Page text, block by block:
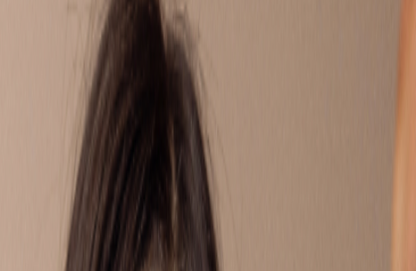
gescheiden zijn, of omdat er thuis van alles speelt. Hier kun
precies wat jij meemaakt en reageren met tips of een luisterend
meegemaakt? Bij Villa Pinedo kun je ook een eigen Buddy
JE EIGEN VRAAG IN